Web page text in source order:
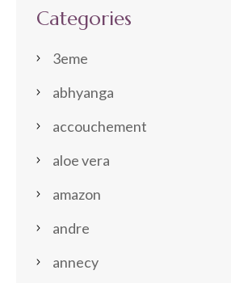
Categories
3eme
abhyanga
accouchement
aloe vera
amazon
andre
annecy